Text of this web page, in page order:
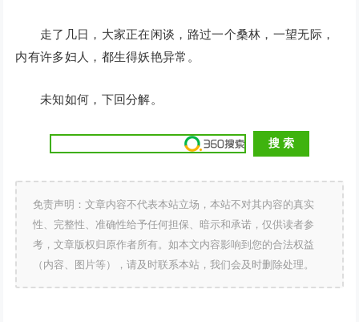
走了几日，大家正在闲谈，路过一个桑林，一望无际，
内有许多妇人，都生得妖艳异常。
未知如何，下回分解。
免责声明：文章内容不代表本站立场，本站不对其内容的真实
性、完整性、准确性给予任何担保、暗示和承诺，仅供读者参
考，文章版权归原作者所有。如本文内容影响到您的合法权益
（内容、图片等），请及时联系本站，我们会及时删除处理。